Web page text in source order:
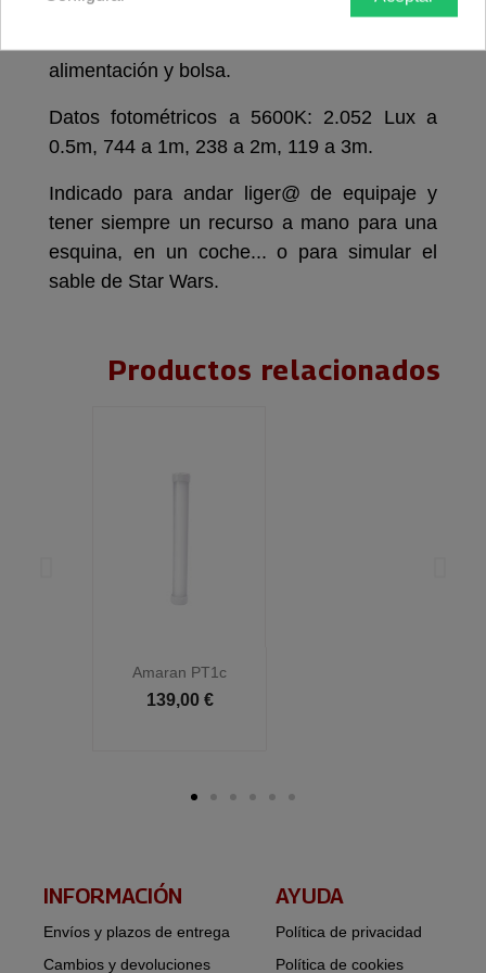
mango desmontable, anillo para colgar,
alimentación y bolsa.
Datos fotométricos a 5600K: 2.052 Lux a
0.5m, 744 a 1m, 238 a 2m, 119 a 3m.
Indicado para andar liger@ de equipaje y
tener siempre un recurso a mano para una
esquina, en un coche... o para simular el
sable de Star Wars.
Productos relacionados
Amaran PT1c
139,00 €
INFORMACIÓN​
Envíos y plazos de entrega
Cambios y devoluciones
AYUDA
Política de privacidad
Política de cookies